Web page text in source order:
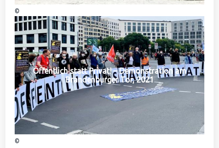
©
Öffentlich statt Privat! – Demonstration am
Brandenburger Tor, 2021
©